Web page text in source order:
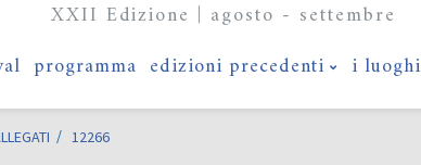
XXII Edizione | agosto - settembre
programma edizioni precedenti i luoghi
12266